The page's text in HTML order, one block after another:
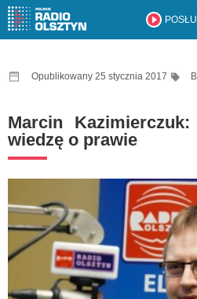
Opublikowany 25 stycznia 2017
Marcin Kazimierczuk:
wiedzę o prawie